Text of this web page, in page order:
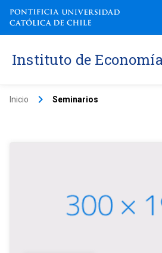
Instituto de
Inicio keyboard_arrow_right Seminarios